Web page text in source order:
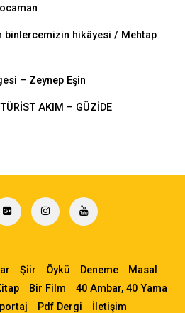
binlercemizin hikâyesi / Mehtap
– Zeynep Eşin
AKIM – GÜZİDE
Şiir Öykü Deneme
Masal
Bir Film
40 Ambar, 40 Yama
Pdf Dergi İletişim